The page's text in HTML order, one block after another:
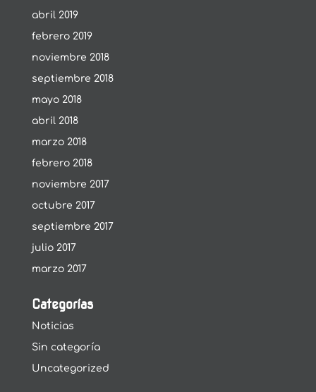
abril 2019
febrero 2019
noviembre 2018
septiembre 2018
mayo 2018
abril 2018
marzo 2018
febrero 2018
noviembre 2017
octubre 2017
septiembre 2017
julio 2017
marzo 2017
Categorías
Noticias
Sin categoría
Uncategorized